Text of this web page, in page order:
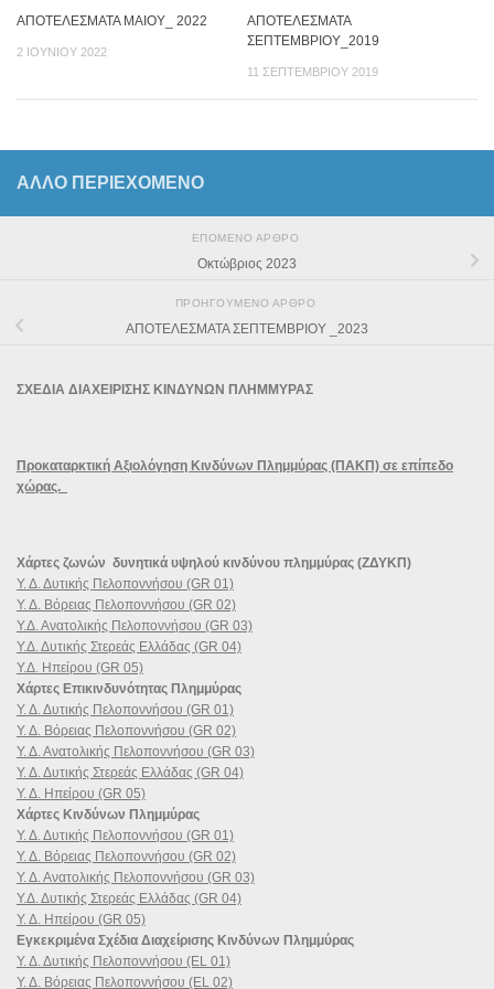
ΑΠΟΤΕΛΕΣΜΑΤΑ ΜΑΙΟΥ_ 2022
2 ΙΟΥΝΊΟΥ 2022
ΑΠΟΤΕΛΕΣΜΑΤΑ
ΣΕΠΤΕΜΒΡΙΟΥ_2019
11 ΣΕΠΤΕΜΒΡΊΟΥ 2019
ΆΛΛΟ ΠΕΡΙΕΧΟΜΕΝΟ
ΕΠΌΜΕΝΟ ΆΡΘΡΟ
Οκτώβριος 2023
ΠΡΟΗΓΟΎΜΕΝΟ ΆΡΘΡΟ
ΑΠΟΤΕΛΕΣΜΑΤΑ ΣΕΠΤΕΜΒΡΙΟΥ _2023
ΣΧΕΔΙΑ ΔΙΑΧΕΙΡΙΣΗΣ ΚΙΝΔΥΝΩΝ ΠΛΗΜΜΥΡΑΣ
Προκαταρκτική Αξιολόγηση Κινδύνων Πλημμύρας (ΠΑΚΠ) σε επίπεδο
χώρας.
Χάρτες ζωνών δυνητικά υψηλού κινδύνου πλημμύρας (ΖΔΥΚΠ)
Υ. Δ. Δυτικής Πελοποννήσου (GR 01)
Υ. Δ. Βόρειας Πελοποννήσου (GR 02)
Υ.Δ. Ανατολικής Πελοποννήσου (GR 03)
Υ.Δ. Δυτικής Στερεάς Ελλάδας (GR 04)
Υ.Δ. Ηπείρου (GR 05)
Χάρτες Επικινδυνότητας Πλημμύρας
Υ. Δ. Δυτικής Πελοποννήσου (GR 01)
Υ. Δ. Βόρειας Πελοποννήσου (GR 02)
Υ. Δ. Ανατολικής Πελοποννήσου (GR 03)
Υ. Δ. Δυτικής Στερεάς Ελλάδας (GR 04)
Υ. Δ. Ηπείρου (GR 05)
Χάρτες Κινδύνων Πλημμύρας
Υ. Δ. Δυτικής Πελοποννήσου (GR 01)
Υ. Δ. Βόρειας Πελοποννήσου (GR 02)
Υ. Δ. Ανατολικής Πελοποννήσου (GR 03)
Υ.Δ. Δυτικής Στερεάς Ελλάδας (GR 04)
Υ. Δ. Ηπείρου (GR 05)
Εγκεκριμένα Σχέδια Διαχείρισης Κινδύνων Πλημμύρας
Υ. Δ. Δυτικής Πελοποννήσου (EL 01)
Υ. Δ. Βόρειας Πελοποννήσου (EL 02)